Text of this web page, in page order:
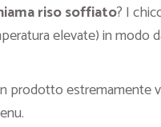
riso soffiato? I
elevate) in modo
prodotto estremamente